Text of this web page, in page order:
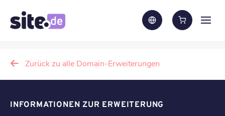
Zurück zu alle Domain-Erweiterungen
INFORMATIONEN ZUR ERWEITERUNG